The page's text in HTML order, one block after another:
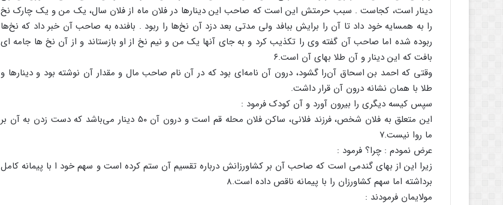
دینار است، کجاست . سبب حرمتش این است که صاحب این دینارها در فلان ماه از فلان سال، یک من و یک چارک نخ
را به همسایه خود داد تا آن را برایش ببافد ولی مدتی بعد دزد آن نخ‌ها را ربود . بافنده به صاحب آن خبر داد که نخ‌ها
ربوده شده اما صاحب آن گفته وی را تکذیب کرد و به جای آنها یک من و نیم نخ از او بازستاند و از آن نخ ها جامه ای
بافت که این دینار و آن طلا بهای آن است.۶
وقتی که احمد بن اسحاق آن‌را گشود، درون آن نامه‌ای بود که در آن نام صاحب مال و مقدار آن نوشته بود و دینارها و
طلا با همان نشانه درون آن قرار داشت.
سپس کیسه دیگری را بیرون آورد و آن کودک فرمود :
این متعلق به فلان شخص، فرزند فلانی، ساکن فلان محله قم است و درون آن ۵۰ دینار می‌باشد که دست زدن به آن بر
ما روا نیست.۷
عرض نمودم : چرا؟ فرمود :
زیرا این از بهای گندمی است که صاحب آن بر کشاورزانش درباره تقسیم آن ستم کرده است و سهم خود ا با پیمانه کامل
برداشته اما سهم کشاورزان را با پیمانه ناقص داده است.۸
مولایمان فرمودند :